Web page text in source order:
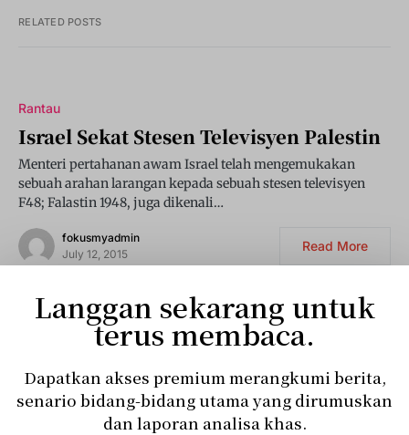
RELATED POSTS
Rantau
Israel Sekat Stesen Televisyen Palestin
Menteri pertahanan awam Israel telah mengemukakan
sebuah arahan larangan kepada sebuah stesen televisyen
F48; Falastin 1948, juga dikenali…
fokusmyadmin
July 12, 2015
Read More
Realiti Penindasan Umat Islam:
Larangan Bertudung (bahagian 1)
1) Sami ektremis dalang penindasan wanita Muslim di
Myammar Di Myanmar, sebuah gerakan sami Buddha
Langgan sekarang untuk
terus membaca.
Dapatkan akses premium merangkumi berita,
senario bidang-bidang utama yang dirumuskan
dan laporan analisa khas.